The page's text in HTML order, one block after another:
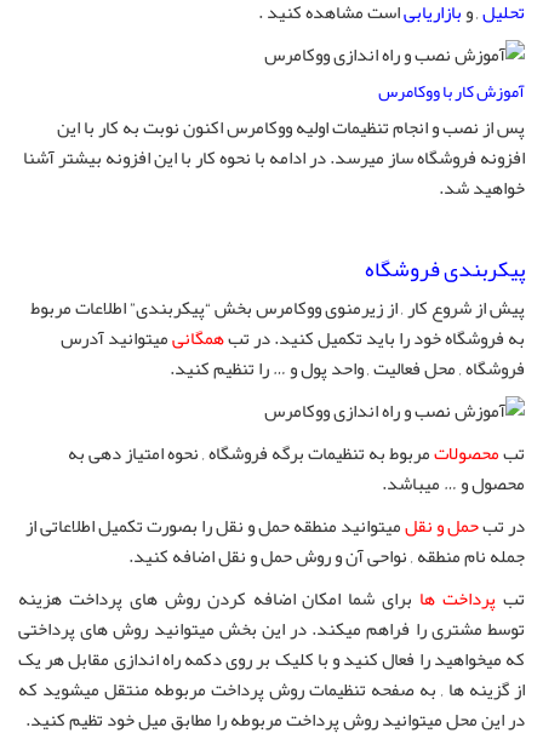
تحلیل, وبازاریابیاست مشاهده کنید .
آموزش کار با ووکامرس
پس از نصب و انجام تنظیمات اولیه ووکامرس اکنون نوبت به کار با این
افزونه فروشگاه ساز میرسد. در ادامه با نحوه کار با این افزونه بیشتر آشنا
خواهید شد.
پیکربندی فروشگاه
پیش از شروع کار , از زیرمنوی ووکامرس بخش “پیکربندی” اطلاعات مربوط
به فروشگاه خود را باید تکمیل کنید. در تبهمگانیمیتوانید آدرس
فروشگاه , محل فعالیت , واحد پول و … را تنظیم کنید.
تبمحصولاتمربوط به تنظیمات برگه فروشگاه , نحوه امتیاز دهی به
محصول و … میباشد.
در تبحمل و نقلمیتوانید منطقه حمل و نقل را بصورت تکمیل اطلاعاتی از
جمله نام منطقه , نواحی آن و روش حمل و نقل اضافه کنید.
تب پرداخت ها برای شما امکان اضافه کردن روش های پرداخت هزینه
توسط مشتری را فراهم میکند. در این بخش میتوانید روش های پرداختی
که میخواهید را فعال کنید و با کلیک بر روی دکمه راه اندازی مقابل هر یک
از گزینه ها , به صفحه تنظیمات روش پرداخت مربوطه منتقل میشوید که
در این محل میتوانید روش پرداخت مربوطه را مطابق میل خود تظیم کنید.